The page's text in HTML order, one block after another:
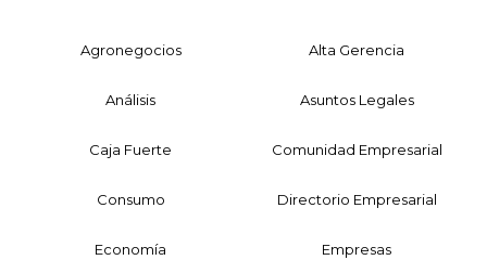
Agronegocios Alta Gerencia
Análisis Asuntos Legales
Caja Fuerte Comunidad Empresarial
Consumo Directorio Empresarial
Economía Empresas